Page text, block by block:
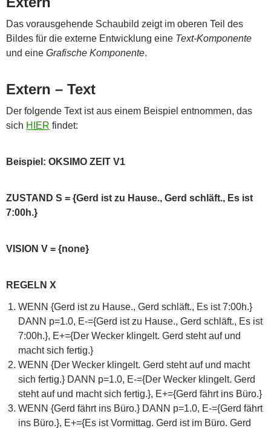
Das vorausgehende Schaubild zeigt im oberen Teil des
Bildes für die externe Entwicklung eine Text-Komponente
und eine Grafische Komponente.
Extern – Text
Der folgende Text ist aus einem Beispiel entnommen, das
sich HIER findet:
Beispiel: OKSIMO ZEIT V1
ZUSTAND S = {Gerd ist zu Hause., Gerd schläft., Es ist
7:00h.}
VISION V = {none}
REGELN X
WENN {Gerd ist zu Hause., Gerd schläft., Es ist 7:00h.}
DANN p=1.0, E-={Gerd ist zu Hause., Gerd schläft., Es ist
7:00h.}, E+={Der Wecker klingelt. Gerd steht auf und
macht sich fertig.}
WENN {Der Wecker klingelt. Gerd steht auf und macht
sich fertig.} DANN p=1.0, E-={Der Wecker klingelt. Gerd
steht auf und macht sich fertig.}, E+={Gerd fährt ins Büro.}
WENN {Gerd fährt ins Büro.} DANN p=1.0, E-={Gerd fährt
ins Büro.}, E+={Es ist Vormittag. Gerd ist im Büro. Gerd